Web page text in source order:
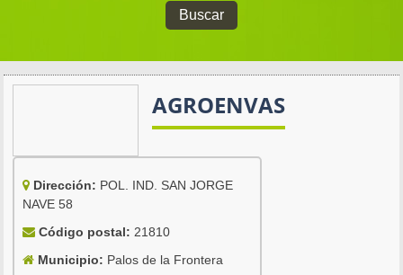
AGROENVAS
Dirección: POL. IND. SAN JORGE
NAVE 58
Código postal: 21810
Municipio: Palos de la Frontera